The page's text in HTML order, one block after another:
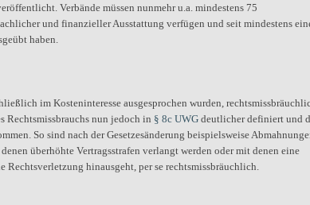
Verbände müssen nunmehr u.a. mindestens 75
und finanzieller Ausstattung verfügen und seit mindestens
haben.
im Kosteninteresse ausgesprochen wurden,
Rechtsmissbrauchs nun jedoch in § 8c UWG deutlicher definiert und
So sind nach der Gesetzesänderung beispielsweise
überhöhte Vertragsstrafen verlangt werden oder mit denen eine
hinausgeht, per se rechtsmissbräuchlich.